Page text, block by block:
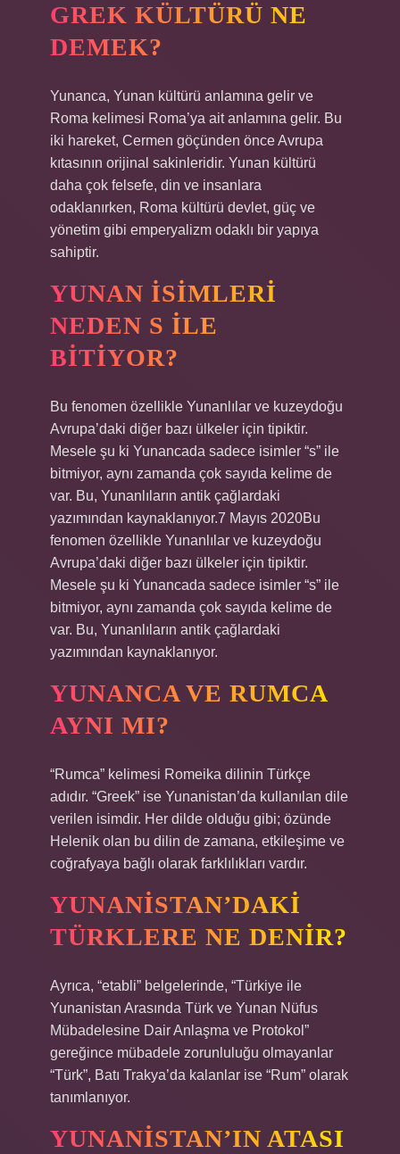
GREK KÜLTÜRÜ NE
DEMEK?
Yunanca, Yunan kültürü anlamına gelir ve
Roma kelimesi Roma’ya ait anlamına gelir. Bu
iki hareket, Cermen göçünden önce Avrupa
kıtasının orijinal sakinleridir. Yunan kültürü
daha çok felsefe, din ve insanlara
odaklanırken, Roma kültürü devlet, güç ve
yönetim gibi emperyalizm odaklı bir yapıya
sahiptir.
YUNAN ISIMLERI
NEDEN S ILE
BITIYOR?
Bu fenomen özellikle Yunanlılar ve kuzeydoğu
Avrupa’daki diğer bazı ülkeler için tipiktir.
Mesele şu ki Yunancada sadece isimler “s” ile
bitmiyor, aynı zamanda çok sayıda kelime de
var. Bu, Yunanlıların antik çağlardaki
yazımından kaynaklanıyor.7 Mayıs 2020Bu
fenomen özellikle Yunanlılar ve kuzeydoğu
Avrupa’daki diğer bazı ülkeler için tipiktir.
Mesele şu ki Yunancada sadece isimler “s” ile
bitmiyor, aynı zamanda çok sayıda kelime de
var. Bu, Yunanlıların antik çağlardaki
yazımından kaynaklanıyor.
YUNANCA VE RUMCA
AYNI MI?
“Rumca” kelimesi Romeika dilinin Türkçe
adıdır. “Greek” ise Yunanistan’da kullanılan dile
verilen isimdir. Her dilde olduğu gibi; özünde
Helenik olan bu dilin de zamana, etkileşime ve
coğrafyaya bağlı olarak farklılıkları vardır.
YUNANISTAN’DAKI
TÜRKLERE NE DENIR?
Ayrıca, “etabli” belgelerinde, “Türkiye ile
Yunanistan Arasında Türk ve Yunan Nüfus
Mübadelesine Dair Anlaşma ve Protokol”
gereğince mübadele zorunluluğu olmayanlar
“Türk”, Batı Trakya’da kalanlar ise “Rum” olarak
tanımlanıyor.
YUNANISTAN’IN ATASI